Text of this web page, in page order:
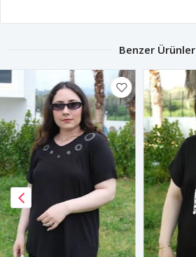
Benzer Ürünler